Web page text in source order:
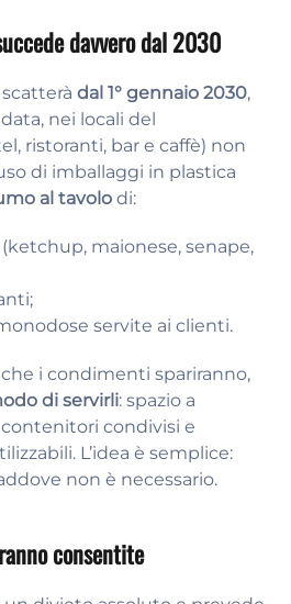
davvero dal 2030
dal 1° gennaio 2030,
nei locali del
ristoranti, bar e caffè) non
di imballaggi in plastica
al tavolo di:
maionese, senape,
servite ai clienti.
i condimenti spariranno,
di servirli: spazio a
condivisi e
L’idea è semplice:
non è necessario.
consentite